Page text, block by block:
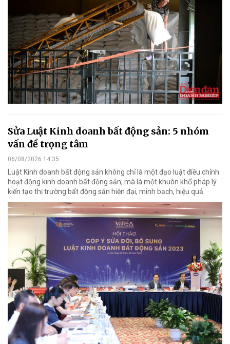
Sửa Luật Kinh doanh bất động sản: 5 nhóm
vấn đề trọng tâm
06/08/2026 14:35
Luật Kinh doanh bất động sản không chỉ là một đạo luật điều chỉnh
hoạt động kinh doanh bất động sản, mà là một khuôn khổ pháp lý
kiến tạo thị trường bất động sản hiện đại, minh bạch, hiệu quả.